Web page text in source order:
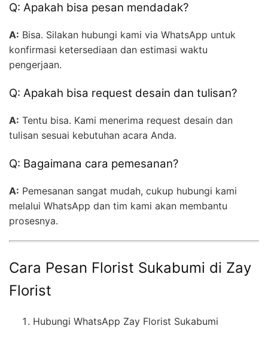
Q: Apakah bisa pesan mendadak?
A: Bisa. Silakan hubungi kami via WhatsApp untuk
konfirmasi ketersediaan dan estimasi waktu
pengerjaan.
Q: Apakah bisa request desain dan tulisan?
A: Tentu bisa. Kami menerima request desain dan
tulisan sesuai kebutuhan acara Anda.
Q: Bagaimana cara pemesanan?
A: Pemesanan sangat mudah, cukup hubungi kami
melalui WhatsApp dan tim kami akan membantu
prosesnya.
Cara Pesan Florist Sukabumi di Zay
Florist
Hubungi WhatsApp Zay Florist Sukabumi